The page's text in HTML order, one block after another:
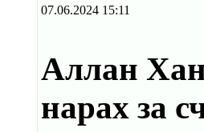
07.06.2024 15:11
Аллан
нарах за